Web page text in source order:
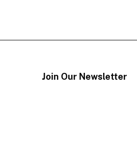
Join Our Newsletter